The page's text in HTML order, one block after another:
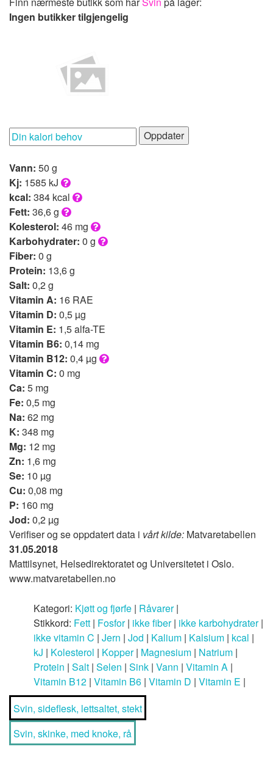
Ingen butikker tilgjengelig
Oppdater
Vann: 50 g
Kj: 1585 kJ
kcal: 384 kcal
Fett: 36,6 g
Kolesterol: 46 mg
Karbohydrater: 0 g
Fiber: 0 g
Protein: 13,6 g
Salt: 0,2 g
Vitamin A: 16 RAE
Vitamin D: 0,5 µg
Vitamin E: 1,5 alfa-TE
Vitamin B6: 0,14 mg
Vitamin B12: 0,4 µg
Vitamin C: 0 mg
Ca: 5 mg
Fe: 0,5 mg
Na: 62 mg
K: 348 mg
Mg: 12 mg
Zn: 1,6 mg
Se: 10 µg
Cu: 0,08 mg
P: 160 mg
Jod: 0,2 µg
Verifiser og se oppdatert data i vårt kilde: Matvaretabellen
31.05.2018
Mattilsynet, Helsedirektoratet og Universitetet i Oslo.
www.matvaretabellen.no
Kategori: Kjøtt og fjørfe | Råvarer|
Stikkord: Fett | Fosfor| ikke fiber| ikke karbohydrater|
ikke vitamin C | Jern | Jod | Kalium | Kalsium | kcal |
kJ | Kolesterol | Kopper| Magnesium | Natrium |
Protein | Salt | Selen | Sink | Vann | Vitamin A |
Vitamin B12 | Vitamin B6 | Vitamin D | Vitamin E |
Svin, sideflesk, lettsaltet, stekt
Svin, skinke, med knoke, rå